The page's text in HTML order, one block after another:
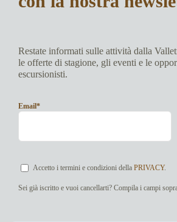
Restate informati sulle attività dalla
le offerte di stagione, gli eventi e le
escursionisti.
Email*
Accetto i termini e condizioni della PRIVACY.
Sei già iscritto e vuoi cancellarti? Compila i campi